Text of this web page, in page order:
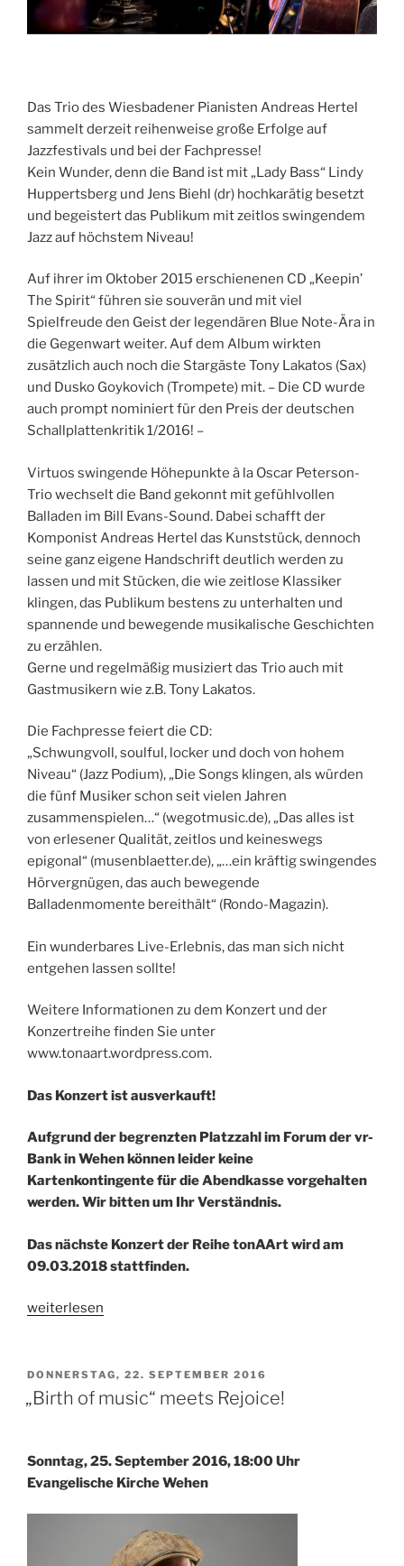
Das Trio des Wiesbadener Pianisten Andreas Hertel
sammelt derzeit reihenweise große Erfolge auf
Jazzfestivals und bei der Fachpresse!
Kein Wunder, denn die Band ist mit „Lady Bass“ Lindy
Huppertsberg und Jens Biehl (dr) hochkarätig besetzt
und begeistert das Publikum mit zeitlos swingendem
Jazz auf höchstem Niveau!
Auf ihrer im Oktober 2015 erschienenen CD „Keepin’
The Spirit“ führen sie souverän und mit viel
Spielfreude den Geist der legendären Blue Note-Ära in
die Gegenwart weiter. Auf dem Album wirkten
zusätzlich auch noch die Stargäste Tony Lakatos (Sax)
und Dusko Goykovich (Trompete) mit. – Die CD wurde
auch prompt nominiert für den Preis der deutschen
Schallplattenkritik 1/2016! –
Virtuos swingende Höhepunkte à la Oscar Peterson-
Trio wechselt die Band gekonnt mit gefühlvollen
Balladen im Bill Evans-Sound. Dabei schafft der
Komponist Andreas Hertel das Kunststück, dennoch
seine ganz eigene Handschrift deutlich werden zu
lassen und mit Stücken, die wie zeitlose Klassiker
klingen, das Publikum bestens zu unterhalten und
spannende und bewegende musikalische Geschichten
zu erzählen.
Gerne und regelmäßig musiziert das Trio auch mit
Gastmusikern wie z.B. Tony Lakatos.
Die Fachpresse feiert die CD:
„Schwungvoll, soulful, locker und doch von hohem
Niveau“ (Jazz Podium), „Die Songs klingen, als würden
die fünf Musiker schon seit vielen Jahren
zusammenspielen…“ (wegotmusic.de), „Das alles ist
von erlesener Qualität, zeitlos und keineswegs
epigonal“ (musenblaetter.de), „…ein kräftig swingendes
Hörvergnügen, das auch bewegende
Balladenmomente bereithält“ (Rondo-Magazin).
Ein wunderbares Live-Erlebnis, das man sich nicht
entgehen lassen sollte!
Weitere Informationen zu dem Konzert und der
Konzertreihe finden Sie unter
www.tonaart.wordpress.com.
Das Konzert ist ausverkauft!
Aufgrund der begrenzten Platzzahl im Forum der vr-
Bank in Wehen können leider keine
Kartenkontingente für die Abendkasse vorgehalten
werden. Wir bitten um Ihr Verständnis.
Das nächste Konzert der Reihe tonAArt wird am
09.03.2018 stattfinden.
„tonAARt
Hertel
Trio
The
Spirit““
weiterlesen
VERÖFFENTLICHT
AM
DONNERSTAG, 22. SEPTEMBER 2016
„Birth of music“ meets Rejoice!
Sonntag, 25. September 2016, 18:00 Uhr
Evangelische Kirche Wehen